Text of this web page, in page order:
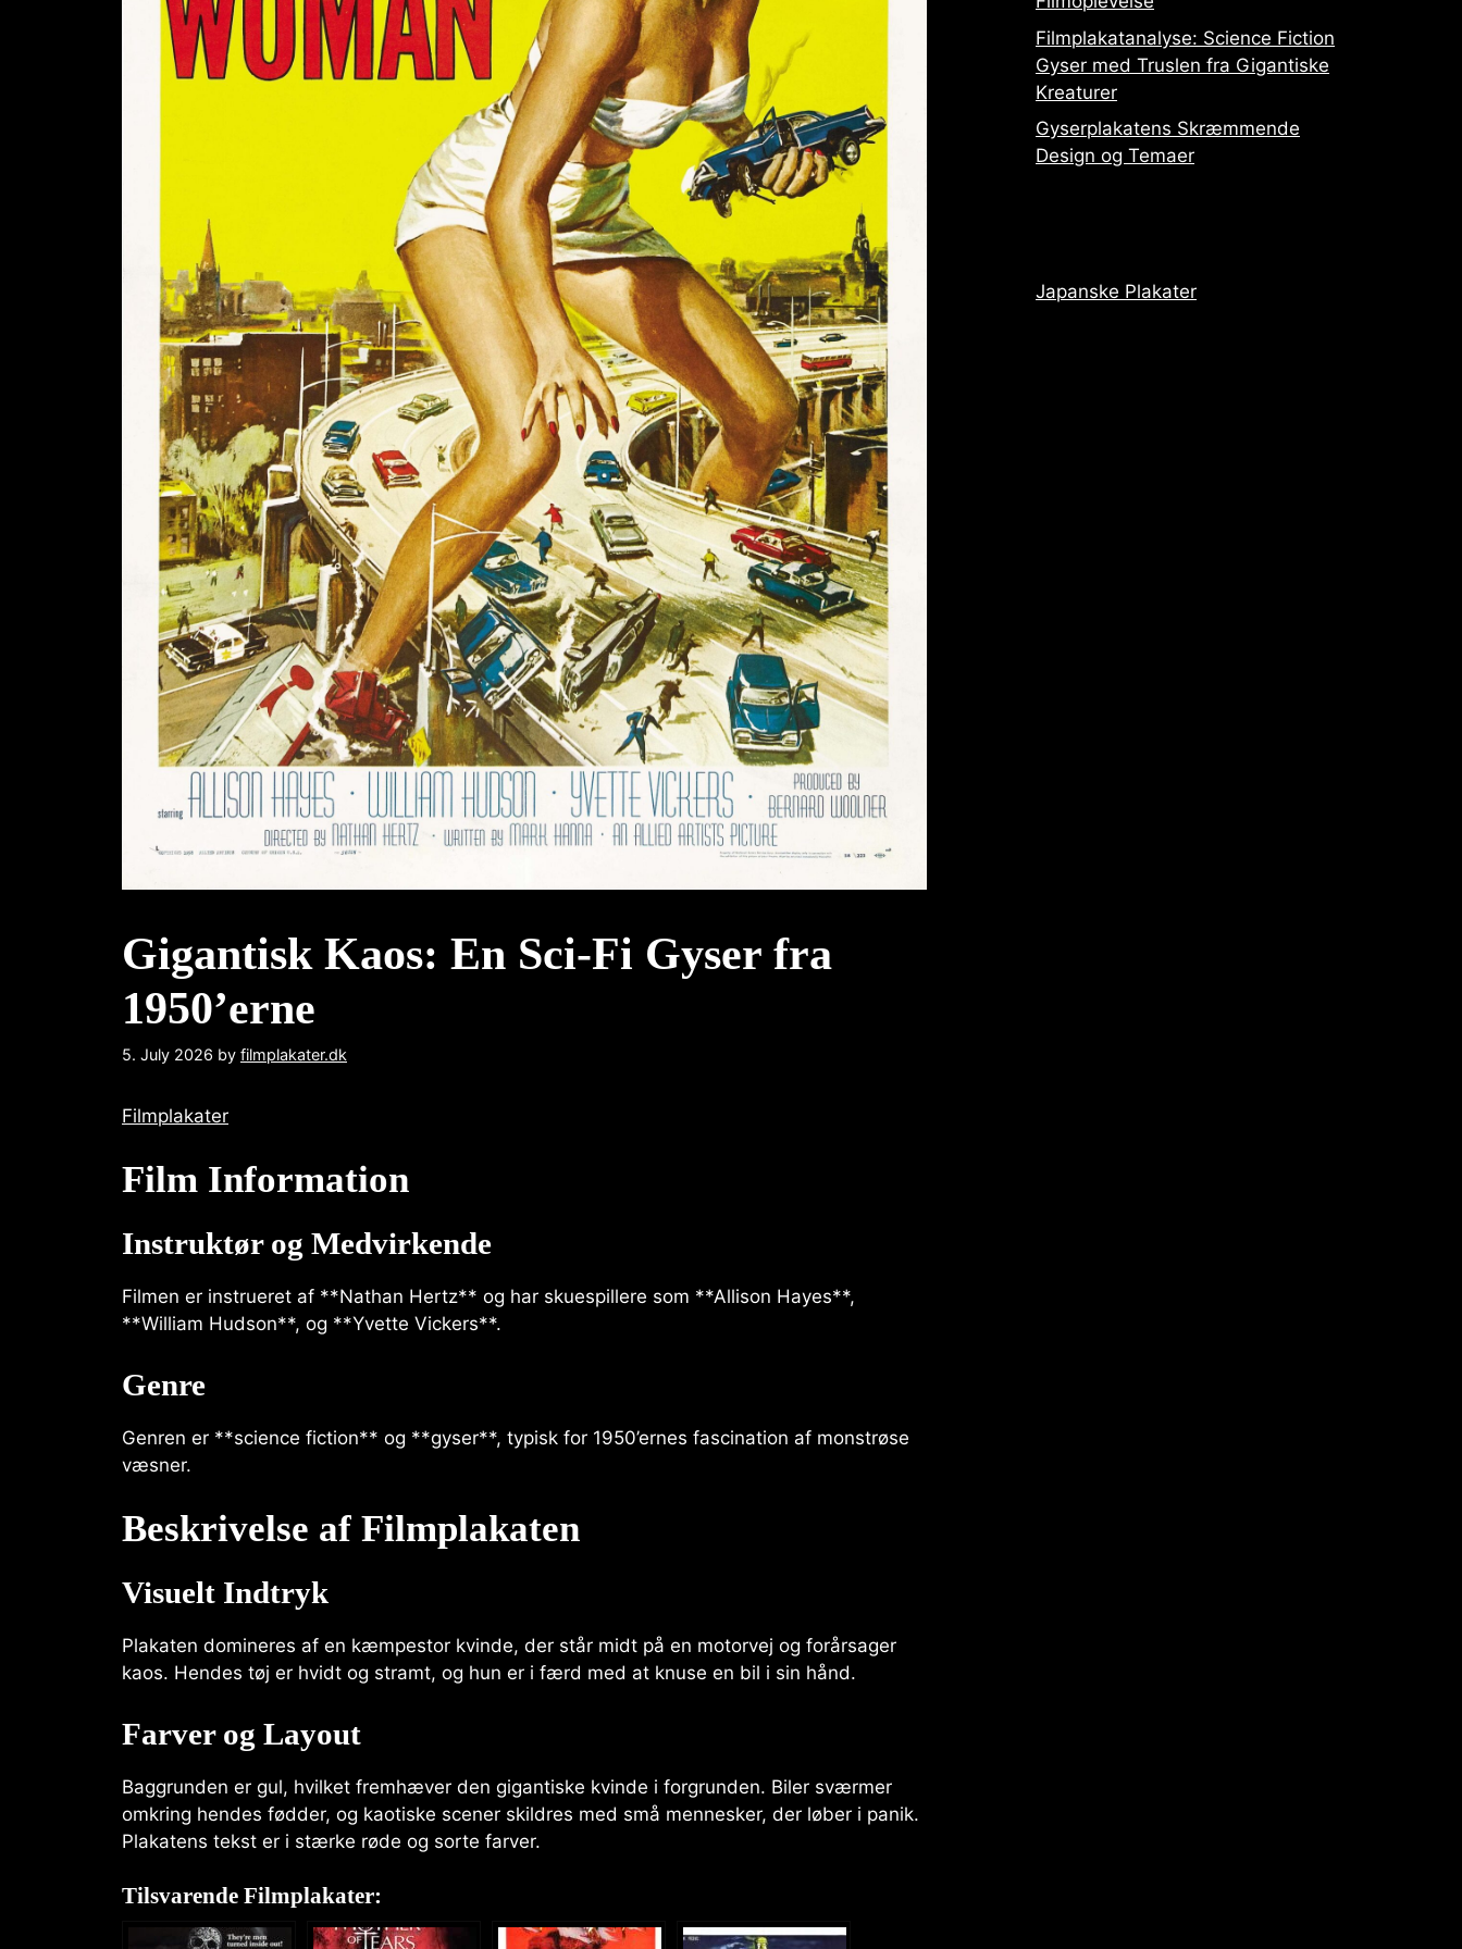
Gigantisk Kaos: En Sci-Fi Gyser fra
1950’erne
5. July 2026 by filmplakater.dk
Filmplakater
Film Information
Instruktør og Medvirkende
Filmen er instrueret af **Nathan Hertz** og har skuespillere som **Allison Hayes**,
**William Hudson**, og **Yvette Vickers**.
Genre
Genren er **science fiction** og **gyser**, typisk for 1950’ernes fascination af monstrøse
væsner.
Beskrivelse af Filmplakaten
Visuelt Indtryk
Plakaten domineres af en kæmpestor kvinde, der står midt på en motorvej og forårsager
kaos. Hendes tøj er hvidt og stramt, og hun er i færd med at knuse en bil i sin hånd.
Farver og Layout
Baggrunden er gul, hvilket fremhæver den gigantiske kvinde i forgrunden. Biler sværmer
omkring hendes fødder, og kaotiske scener skildres med små mennesker, der løber i panik.
Plakatens tekst er i stærke røde og sorte farver.
Tilsvarende Filmplakater:
Filmplakatanalyse: Science Fiction
Gyser med Truslen fra Gigantiske
Kreaturer
Gyserplakatens Skræmmende
Design og Temaer
Japanske Plakater